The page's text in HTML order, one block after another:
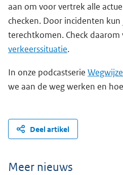
aan om voor vertrek alle
checken. Door incidenten
terechtkomen. Check
verkeerssituatie.
In onze podcastserie
we aan de weg werken en
Deel artikel
Meer nieuws